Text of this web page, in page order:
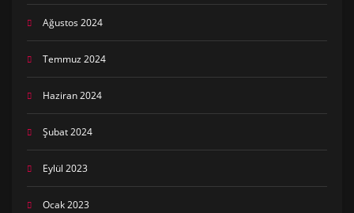
Ağustos 2024
Temmuz 2024
Haziran 2024
Şubat 2024
Eylül 2023
Ocak 2023